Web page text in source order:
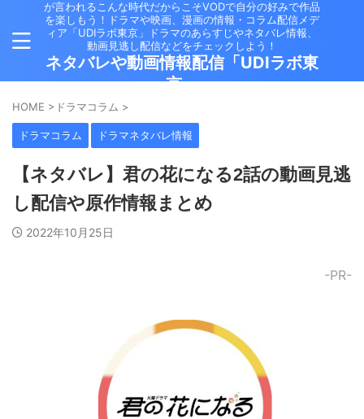
が言われるこんな時代だからこそVODで自分の好みで作品
を楽しもう！ドラマや映画、漫画の情報・コラム配信メデ
ィア「UDIラボ東京」ドラマのあらすじやネタバレ情報、
動画見逃し配信などをチェックしよう！
ネタバレや動画情報配信「UDIラボ東
京」
HOME > ドラマコラム >
ドラマコラム ドラマネタバレ情報
【ネタバレ】君の花になる2話の動画見逃
し配信や原作情報まとめ
2022年10月25日
-PR-